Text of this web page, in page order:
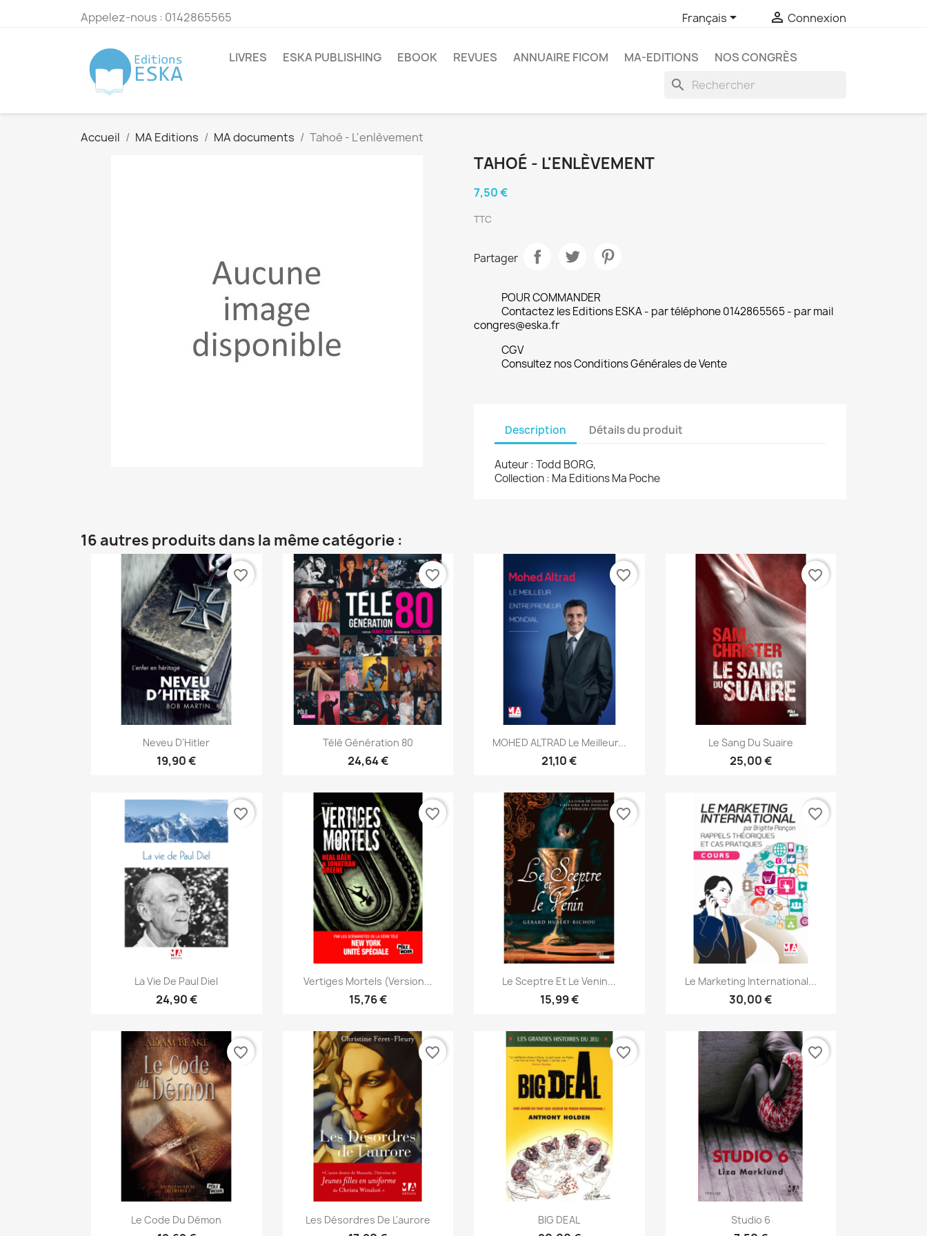
Appelez-nous : 0142865565 Français  Connexion
LIVRES ESKA PUBLISHING EBOOK REVUES ANNUAIRE FICOM MA-EDITIONS NOS CONGRÈS
search
Accueil MA Editions MA documents Tahoé - L'enlèvement
TAHOÉ - L'ENLÈVEMENT
7,50 €
TTC
Partager
POUR COMMANDER
Contactez les Editions ESKA - par téléphone 0142865565 - par mail
congres@eska.fr
CGV
Consultez nos Conditions Générales de Vente
Description Détails du produit
Auteur : Todd BORG,
Collection : Ma Editions Ma Poche
16 autres produits dans la même catégorie :
Aperçu rapide
Neveu D'Hitler
19,90 €
favorite_border
Aperçu rapide
Télé Génération 80
24,64 €
favorite_border
 Aperçu rapide
MOHED ALTRAD Le Meilleur...
21,10 €
favorite_border
 Aperçu rapide
Le Sang Du Suaire
25,00 €
favorite_border
Aperçu rapide
La Vie De Paul Diel
24,90 €
favorite_border
Aperçu rapide
Vertiges Mortels (version...
15,76 €
favorite_border
Aperçu rapide
Le Sceptre Et Le Venin...
15,99 €
favorite_border
Aperçu rapide
Le Marketing International...
30,00 €
favorite_border
Aperçu rapide
Le Code Du Démon
favorite_border
Aperçu rapide
Les Désordres De L'aurore
favorite_border
Aperçu rapide
BIG DEAL
favorite_border
Aperçu rapide
Studio 6
favorite_border